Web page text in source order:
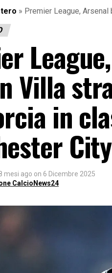
» Premier League,
Villa
in
City
mesi ago on 6 Dicembre 2025
CalcioNews24